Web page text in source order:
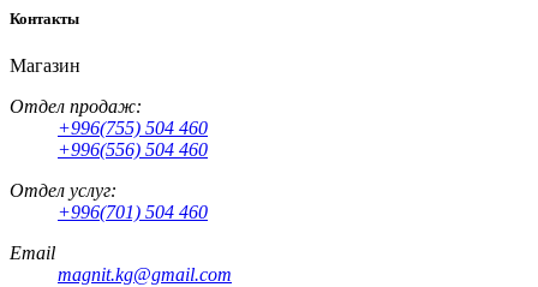
Контакты
Магазин
Отдел продаж:
+996(755) 504 460
+996(556) 504 460
Отдел услуг:
+996(701) 504 460
Email
magnit.kg@gmail.com